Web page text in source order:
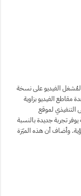
لمُشغل الفيديو على نسخة
مقاطع الفيديو بزاوية
التنفيذي لموقع
مشاهدة مقاطع الفيديو بزاوية 360 درجة يوفر تجربة جديدة بالنسبة
وأضاف أن هذه الميّزة